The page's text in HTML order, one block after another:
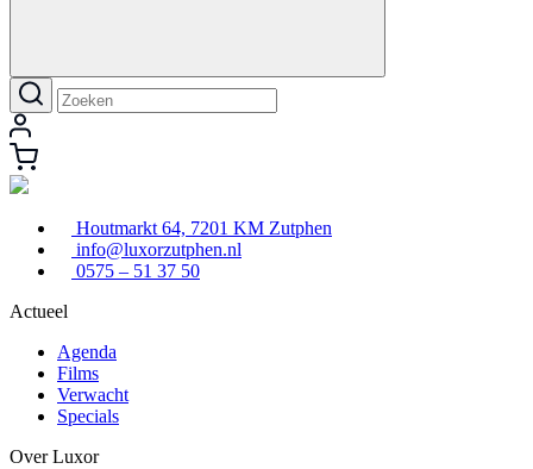
Houtmarkt 64, 7201 KM Zutphen
info@luxorzutphen.nl
0575 – 51 37 50
Actueel
Agenda
Films
Verwacht
Specials
Over Luxor